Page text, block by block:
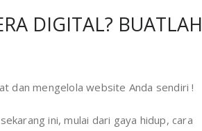
DIGITAL? BUATLAH
dan mengelola website Anda sendiri !
ini, mulai dari gaya hidup, cara